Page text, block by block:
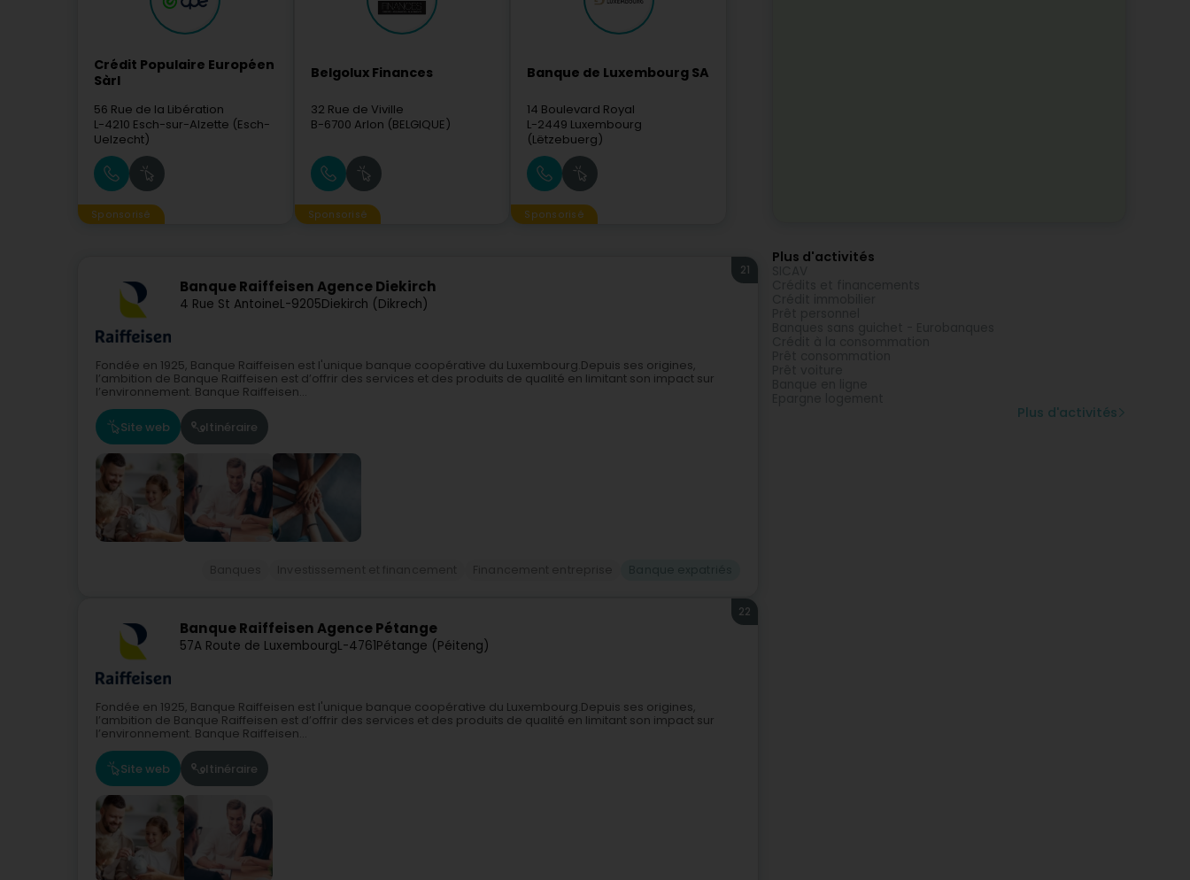
Crédit Populaire Européen
Sàrl
56 Rue de la Libération
L-4210 Esch-sur-Alzette (Esch-
Uelzecht)
Sponsorisé
Belgolux Finances
32 Rue de Viville
B-6700 Arlon (BELGIQUE)
Sponsorisé
Banque de Luxembourg SA
14 Boulevard Royal
L-2449 Luxembourg
(Lëtzebuerg)
Sponsorisé
Banque Raiffeisen Agence Diekirch
4 Rue St AntoineL-9205Diekirch (Dikrech)
21
Fondée en 1925, Banque Raiffeisen est l'unique banque coopérative du Luxembourg.Depuis ses origines,
l’ambition de Banque Raiffeisen est d’offrir des services et des produits de qualité en limitant son impact sur
l’environnement. Banque Raiffeisen...
Site web Itinéraire
Banque Raiffeisen Agence Pétange
57A Route de LuxembourgL-4761Pétange (Péiteng)
22
Fondée en 1925, Banque Raiffeisen est l'unique banque coopérative du Luxembourg.Depuis ses origines,
l’ambition de Banque Raiffeisen est d’offrir des services et des produits de qualité en limitant son impact sur
l’environnement. Banque Raiffeisen...
Site web Itinéraire
Plus d'activités
Plus d'activités